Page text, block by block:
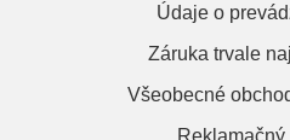
Údaje o
Záruka trvale
Všeobecné